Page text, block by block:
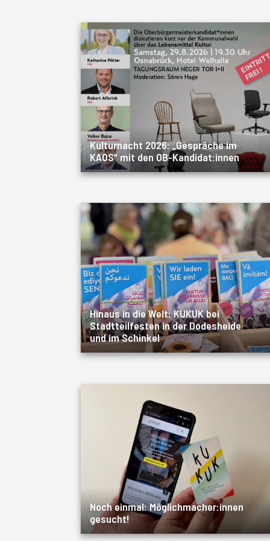
Kulturnacht 2026: „Gespräche im
KAOS“ mit den OB-Kandidat:innen
Hinaus in die Welt: KUKUK bei
Stadtteilfesten in der Dodesheide
und im Schinkel
Noch einmal: Möglichmacher:innen
gesucht!